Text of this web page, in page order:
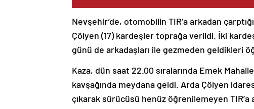
Nevşehir’de, otomobilin TIR’a arkadan
Çölyen (17) kardeşler toprağa verildi. İki
günü de arkadaşları ile gezmeden geldikleri
Kaza, dün saat 22.00 sıralarında Emek
kavşağında meydana geldi. Arda Çölyen
çıkarak sürücüsü henüz öğrenilemeyen TIR’a